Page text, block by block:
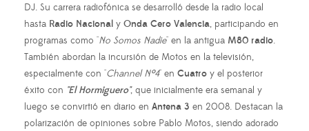
DJ. Su carrera radiofónica se desarrolló desde la radio local
hasta Radio Nacional y Onda Cero Valencia, participando en
programas como "No Somos Nadie" en la antigua M80 radio.
También abordan la incursión de Motos en la televisión,
especialmente con "Channel Nº4" en Cuatro y el posterior
éxito con "El Hormiguero", que inicialmente era semanal y
luego se convirtió en diario en Antena 3 en 2008. Destacan la
polarización de opiniones sobre Pablo Motos, siendo adorado